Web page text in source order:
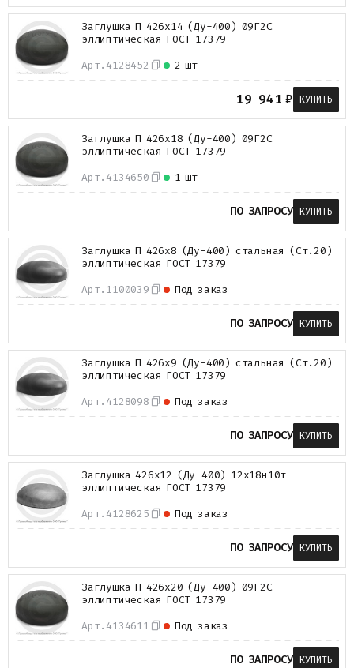
Арт. 4128452 2 шт
Заглушка П 426х14 (Ду-400) 09Г2С
эллиптическая ГОСТ 17379
19 941 ₽ КУПИТЬ
Арт. 4134650 1 шт
Заглушка П 426х18 (Ду-400) 09Г2С
эллиптическая ГОСТ 17379
ПО ЗАПРОСУ КУПИТЬ
Арт. 1100039 Под заказ
Заглушка П 426х8 (Ду-400) стальная (Ст.20)
эллиптическая ГОСТ 17379
ПО ЗАПРОСУ КУПИТЬ
Арт. 4128098 Под заказ
Заглушка П 426х9 (Ду-400) стальная (Ст.20)
эллиптическая ГОСТ 17379
ПО ЗАПРОСУ КУПИТЬ
Арт. 4128625 Под заказ
Заглушка 426х12 (Ду-400) 12х18н10т
эллиптическая ГОСТ 17379
ПО ЗАПРОСУ КУПИТЬ
Арт. 4134611 Под заказ
Заглушка П 426х20 (Ду-400) 09Г2С
эллиптическая ГОСТ 17379
ПО ЗАПРОСУ КУПИТЬ